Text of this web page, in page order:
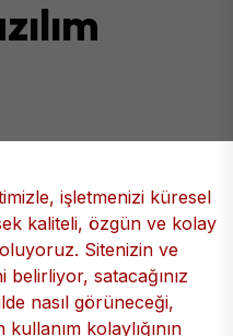
işletmenizi küresel
kaliteli, özgün ve kolay
Sitenizin ve
satacağınız
nasıl görüneceği,
kolaylığının